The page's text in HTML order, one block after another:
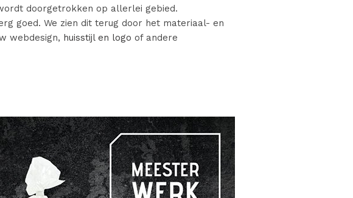
doorgetrokken op allerlei gebied.
goed. We zien dit terug door het materiaal- en
webdesign, huisstijl en logo of andere